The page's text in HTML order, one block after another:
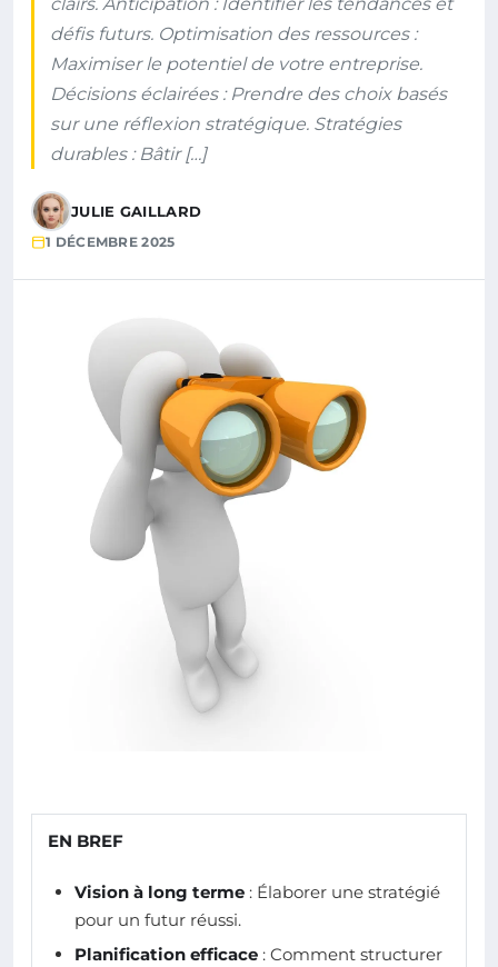
défis futurs. Optimisation des ressources :
Maximiser le potentiel de votre entreprise.
Décisions éclairées : Prendre des choix basés
sur une réflexion stratégique. Stratégies
durables : Bâtir […]
JULIE GAILLARD
1 DÉCEMBRE 2025
EN BREF
Vision à long terme : Élaborer une stratégié
pour un futur réussi.
Planification efficace : Comment structurer